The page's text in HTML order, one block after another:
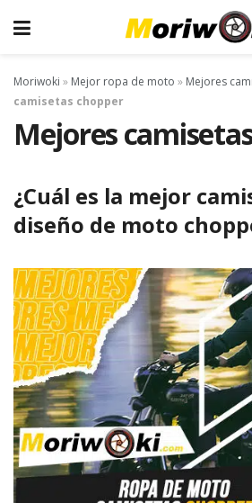
Moriwoki » Mejor ropa de moto » Mejores
camisetas chopper
Mejores
¿Cuál es la mejor
diseño de moto